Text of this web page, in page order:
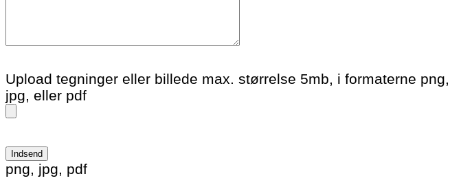
Upload tegninger eller billede max. størrelse 5mb, i formaterne png,
jpg, eller pdf
Please leave this field empty.
png, jpg, pdf